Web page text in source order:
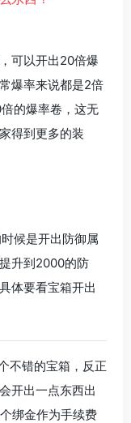
可以开出20倍爆
爆率来说都是2倍
的爆率卷，这无
得到更多的装
候是开出防御属
升到2000的防
体要看宝箱开出
不错的宝箱，反正
开出一点东西出
绑金作为手续费